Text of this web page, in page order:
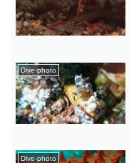
Dive-photo
Dive-photo